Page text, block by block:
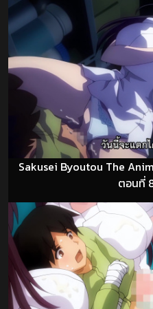
Sakusei Byoutou The
ตอนที่